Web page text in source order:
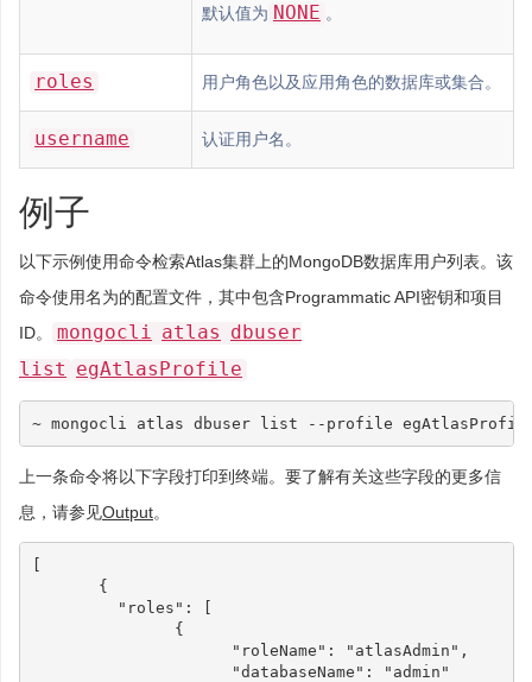
默认值为 NONE 。
roles 用户角色以及应用角色的数据库或集合。
username 认证用户名。
例子
以下示例使用命令检索Atlas集群上的MongoDB数据库用户列表。该
命令使用名为的配置文件，其中包含Programmatic API密钥和项目
ID。
mongocli atlas dbuser
list egAtlasProfile
上一条命令将以下字段打印到终端。要了解有关这些字段的更多信
息，请参见Output。
[
{
"roles" :
[
{
"roleName" : "atlasAdmin" ,
"databaseName" :
"admin"